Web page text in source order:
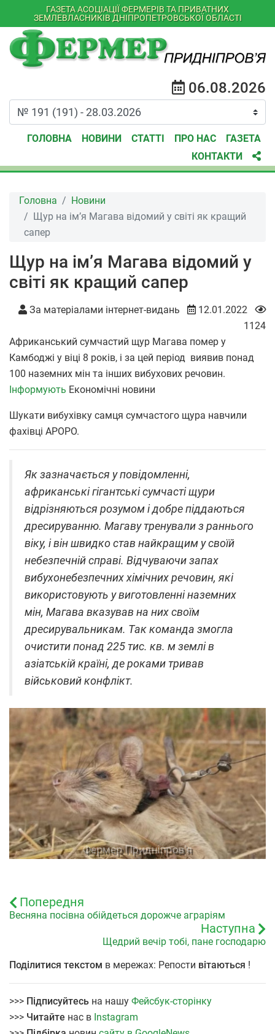
ГАЗЕТА АСОЦІАЦІЇ ФЕРМЕРІВ ТА ПРИВАТНИХ
ЗЕМЛЕВЛАСНИКІВ ДНІПРОПЕТРОВСЬКОЇ ОБЛАСТІ
06.08.2026
ГОЛОВНА НОВИНИ СТАТТІ ПРО НАС
ГАЗЕТА
КОНТАКТИ
Головна
Новини
Щур на ім’я Магава відомий у світі як кращий
сапер
Щур на ім’я Магава відомий у
світі як кращий сапер
За матеріалами інтернет-видань
12.01.2022
1124
Африканський сумчастий щур Магава помер у
Камбоджі у віці 8 років, і за цей період виявив понад
100 наземних мін та інших вибухових речовин.
Інформують Економічні новини
Шукати вибухівку самця сумчастого щура навчили
фахівці APOPO.
Як зазначається у повідомленні,
африканські гігантські сумчасті щури
відрізняються розумом і добре піддаються
дресируванню. Магаву тренували з раннього
віку, і він швидко став найкращим у своїй
небезпечній справі. Відчуваючи запах
вибухонебезпечних хімічних речовин, які
використовують у виготовленні наземних
мін, Магава вказував на них своїм
дресирувальникам. Так команда змогла
очистити понад 225 тис. кв. м землі в
азіатській країні, де роками тривав
військовий конфлікт.
Попередня
Весняна посівна обійдеться дорожче аграріям
Наступна
Щедрий вечір тобі, пане господарю
Поділитися текстом в мережах: Репости вітаються !
>>> Підписуйтесь на нашу Фейсбук-сторінку
>>> Читайте нас в Instagram